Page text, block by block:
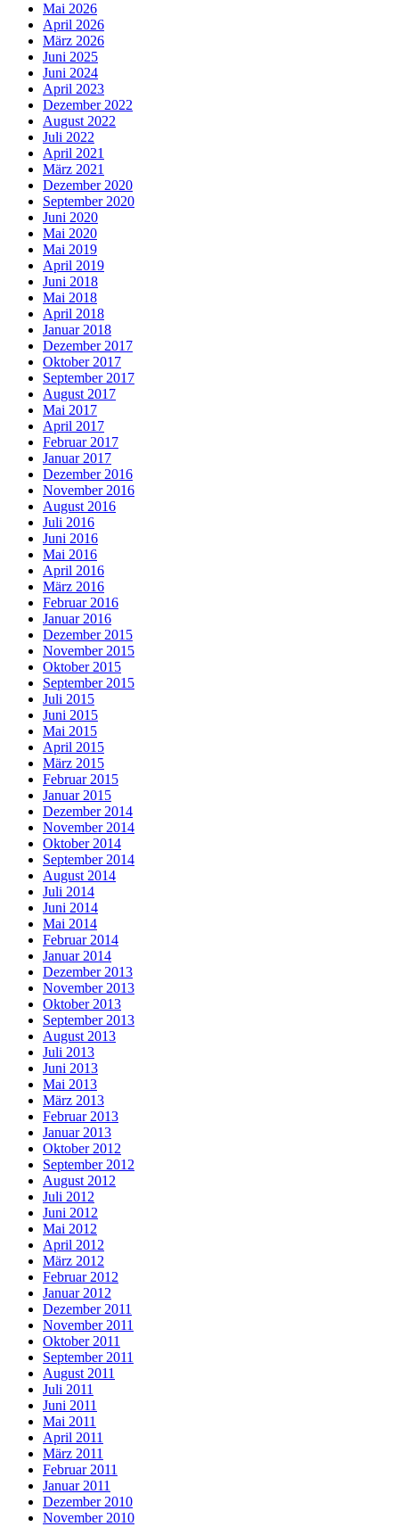
Mai 2026
April 2026
März 2026
Juni 2025
Juni 2024
April 2023
Dezember 2022
August 2022
Juli 2022
April 2021
März 2021
Dezember 2020
September 2020
Juni 2020
Mai 2020
Mai 2019
April 2019
Juni 2018
Mai 2018
April 2018
Januar 2018
Dezember 2017
Oktober 2017
September 2017
August 2017
Mai 2017
April 2017
Februar 2017
Januar 2017
Dezember 2016
November 2016
August 2016
Juli 2016
Juni 2016
Mai 2016
April 2016
März 2016
Februar 2016
Januar 2016
Dezember 2015
November 2015
Oktober 2015
September 2015
Juli 2015
Juni 2015
Mai 2015
April 2015
März 2015
Februar 2015
Januar 2015
Dezember 2014
November 2014
Oktober 2014
September 2014
August 2014
Juli 2014
Juni 2014
Mai 2014
Februar 2014
Januar 2014
Dezember 2013
November 2013
Oktober 2013
September 2013
August 2013
Juli 2013
Juni 2013
Mai 2013
März 2013
Februar 2013
Januar 2013
Oktober 2012
September 2012
August 2012
Juli 2012
Juni 2012
Mai 2012
April 2012
März 2012
Februar 2012
Januar 2012
Dezember 2011
November 2011
Oktober 2011
September 2011
August 2011
Juli 2011
Juni 2011
Mai 2011
April 2011
März 2011
Februar 2011
Januar 2011
Dezember 2010
November 2010